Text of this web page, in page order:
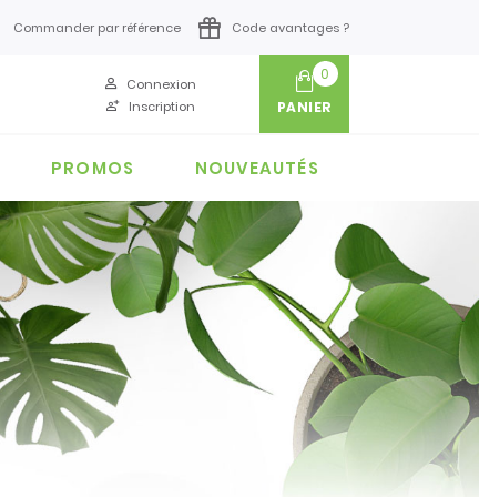
Commander par référence Code avantages ?
Inscription
Connexion
0
PANIER
PROMOS NOUVEAUTÉS